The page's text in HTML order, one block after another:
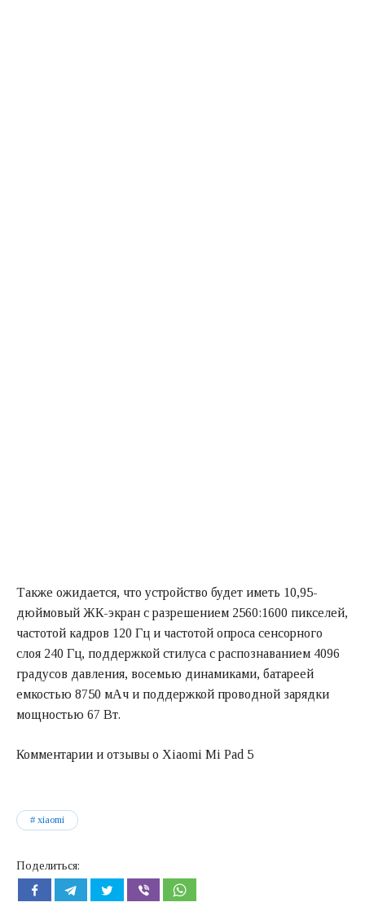
Также ожидается, что устройство будет иметь 10,95-
дюймовый ЖК-экран с разрешением 2560:1600 пикселей,
частотой кадров 120 Гц и частотой опроса сенсорного
слоя 240 Гц, поддержкой стилуса с распознаванием 4096
градусов давления, восемью динамиками, батареей
емкостью 8750 мАч и поддержкой проводной зарядки
мощностью 67 Вт.
Комментарии и отзывы о Xiaomi Mi Pad 5
xiaomi
Поделиться: